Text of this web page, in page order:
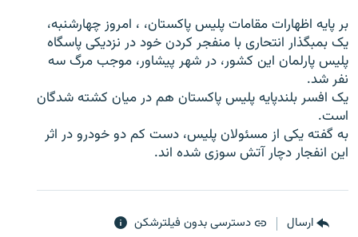
فرکانس‌ها
گزارش‌های تصویری
گزارش‌های ویدئویی
زنان فردا
English
به ما بپیوندید
زبان‌های دیگر
بر پايه اظهارات مقامات پليس پاکستان، ، امروز چهارشنبه،
يک بمبگذار انتحاری با منفجر کردن خود در نزديکی پاسگاه
پليس پارلمان اين کشور، در شهر پيشاور، موجب مرگ سه
نفر شد.
يک افسر بلندپايه پليس پاکستان هم در ميان کشته شدگان
است.
به گفته يکی از مسئولان پليس، دست کم دو خودرو در اثر
اين انفجار دچار آتش سوزی شده اند.
ارسال دسترسی بدون فیلترشکن